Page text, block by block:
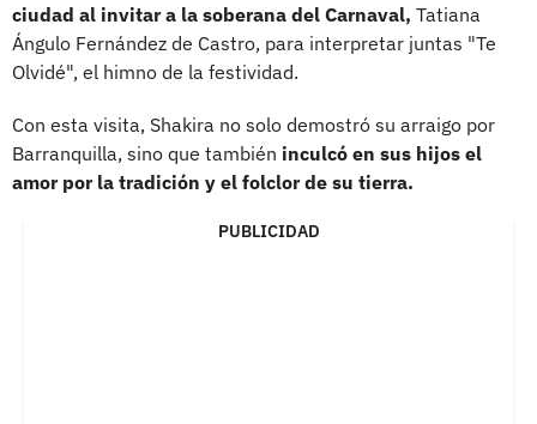
ciudad al invitar a la soberana del Carnaval, Tatiana
Ángulo Fernández de Castro, para interpretar juntas "Te
Olvidé", el himno de la festividad.
Con esta visita, Shakira no solo demostró su arraigo por
Barranquilla, sino que también inculcó en sus hijos el
amor por la tradición y el folclor de su tierra.
PUBLICIDAD